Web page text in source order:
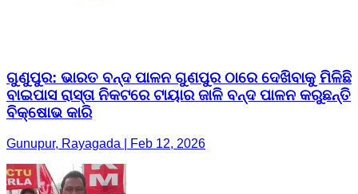
ଗୁଣୁପୁର: ଭାରତ ବନ୍ଦ ପାଳନ ଗୁଣପୁର ଠାରେ ଦେଖିବାକୁ ମିଳିଛି
ବାଇପାସ ରାସ୍ତା ନିକଟରେ ଟାୟାର ଜାଳି ବନ୍ଦ ପାଳନ କରୁଛନ୍ତି
ବିକ୍ଷୋଭ କାରି
Gunupur, Rayagada | Feb 12, 2026